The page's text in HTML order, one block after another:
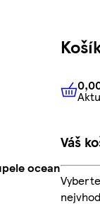
ocean
Váš